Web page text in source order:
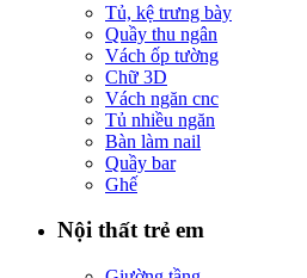
Tủ, kệ trưng bày
Quầy thu ngân
Vách ốp tường
Chữ 3D
Vách ngăn cnc
Tủ nhiều ngăn
Bàn làm nail
Quầy bar
Ghế
Nội thất trẻ em